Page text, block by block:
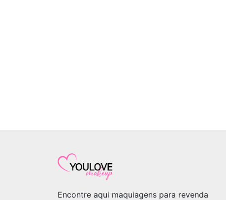
Encontre aqui maquiagens para revenda